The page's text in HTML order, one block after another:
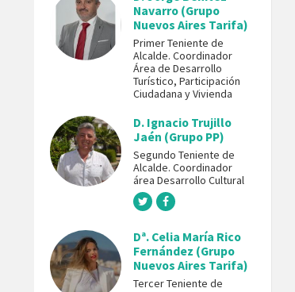
Navarro (Grupo
Nuevos Aires Tarifa)
Primer Teniente de
Alcalde. Coordinador
Área de Desarrollo
Turístico, Participación
Ciudadana y Vivienda
D. Ignacio Trujillo
Jaén (Grupo PP)
Segundo Teniente de
Alcalde. Coordinador
área Desarrollo Cultural
Dª. Celia María Rico
Fernández (Grupo
Nuevos Aires Tarifa)
Tercer Teniente de